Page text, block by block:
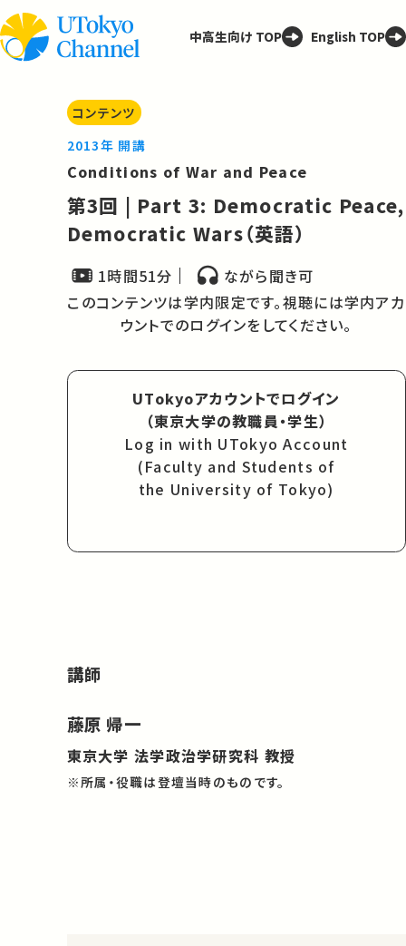
中高生向け TOP English TOP
コンテンツ
2013年 開講
Conditions of War and Peace
第3回 | Part 3: Democratic Peace,
Democratic Wars（英語）
1時間51分
ながら聞き可
このコンテンツは学内限定です。視聴には学内アカ
ウントでのログインをしてください。
UTokyoアカウントでログイン
（東京大学の教職員・学生）
Log in with UTokyo Account
(Faculty and Students of
the University of Tokyo)
講師
藤原 帰一
東京大学 法学政治学研究科 教授
※所属・役職は登壇当時のものです。